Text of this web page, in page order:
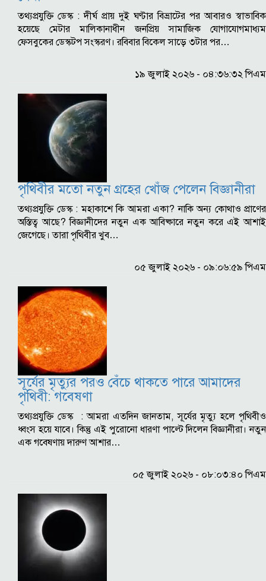
তথ্যপ্রযুক্তি ডেস্ক : দীর্ঘ প্রায় দুই ঘণ্টার বিভ্রাটের পর আবারও স্বাভাবিক
হয়েছে মেটার মালিকানাধীন জনপ্রিয় সামাজিক যোগাযোগমাধ্যম
ফেসবুকের ডেস্কটপ সংস্করণ। রবিবার বিকেল সাড়ে ৩টার পর…
১৯ জুলাই ২০২৬ - ০৪:৩৬:৩২ পিএম
পৃথিবীর মতো নতুন গ্রহের খোঁজ পেলেন বিজ্ঞানীরা
তথ্যপ্রযুক্তি ডেস্ক : মহাকাশে কি আমরা একা? নাকি অন্য কোথাও প্রাণের
অস্তিত্ব আছে? বিজ্ঞানীদের নতুন এক আবিষ্কারে নতুন করে এই আশাই
জেগেছে। তারা পৃথিবীর খুব…
০৫ জুলাই ২০২৬ - ০৯:০৬:৫৯ পিএম
সূর্যের মৃত্যুর পরও বেঁচে থাকতে পারে আমাদের
পৃথিবী: গবেষণা
তথ্যপ্রযুক্তি ডেস্ক : আমরা এতদিন জানতাম, সূর্যের মৃত্যু হলে পৃথিবীও
ধ্বংস হয়ে যাবে। কিন্তু এই পুরোনো ধারণা পাল্টে দিলেন বিজ্ঞানীরা। নতুন
এক গবেষণায় দারুণ আশার…
০৫ জুলাই ২০২৬ - ০৮:০৩:৪০ পিএম